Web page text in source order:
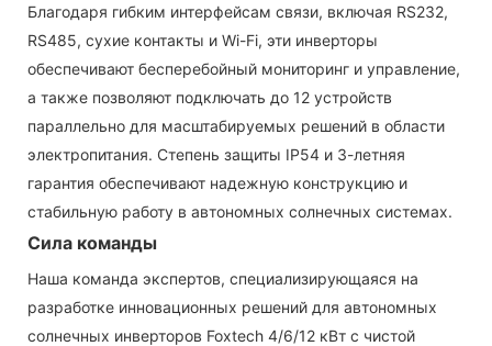
Благодаря гибким интерфейсам связи, включая RS232,
RS485, сухие контакты и Wi-Fi, эти инверторы
обеспечивают бесперебойный мониторинг и управление,
а также позволяют подключать до 12 устройств
параллельно для масштабируемых решений в области
электропитания. Степень защиты IP54 и 3-летняя
гарантия обеспечивают надежную конструкцию и
стабильную работу в автономных солнечных системах.
Сила команды
Наша команда экспертов, специализирующаяся на
разработке инновационных решений для автономных
солнечных инверторов Foxtech 4/6/12 кВт с чистой